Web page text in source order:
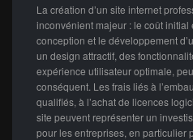
La création d’un site internet
inconvénient majeur : le coût initial
conception et le développement
un design attractif, des
expérience utilisateur optimale,
conséquent. Les frais liés à
qualifiés, à l’achat de licences
site peuvent représenter un
pour les entreprises, en particulier